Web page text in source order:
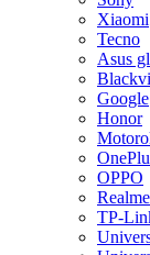
Xiaomi
Tecno
Asus
Google
Honor
OPPO
Realme
TP-